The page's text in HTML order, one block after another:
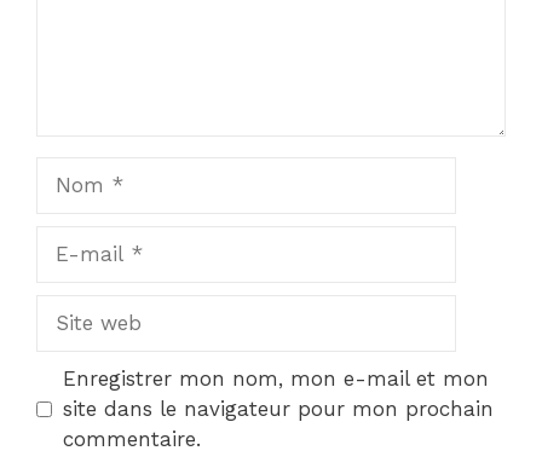
mail
web
Enregistrer mon nom, mon e-mail et mon
site dans le navigateur pour mon prochain
commentaire.